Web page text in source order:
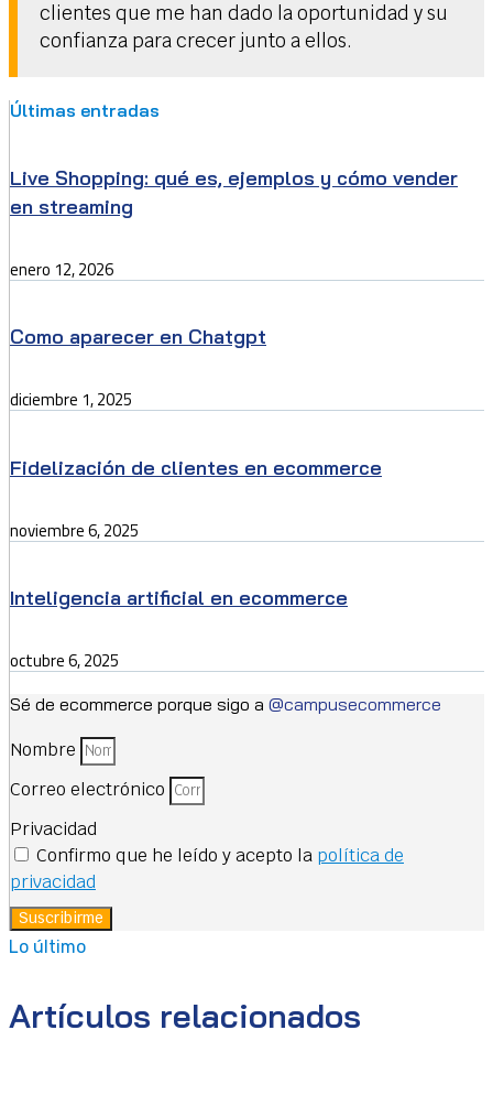
clientes que me han dado la oportunidad y su
confianza para crecer junto a ellos.
Últimas entradas
Live Shopping: qué es, ejemplos y cómo vender
en streaming
enero 12, 2026
Como aparecer en Chatgpt
diciembre 1, 2025
Fidelización de clientes en ecommerce
noviembre 6, 2025
Inteligencia artificial en ecommerce
octubre 6, 2025
Sé de ecommerce porque sigo a @campusecommerce
Nombre
Correo electrónico
Privacidad
Confirmo que he leído y acepto la política de
privacidad
Suscribirme
Lo último
Artículos relacionados